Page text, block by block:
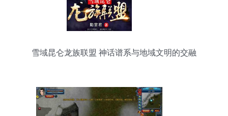
雪域昆仑龙族联盟 神话谱系与地域文明的交融